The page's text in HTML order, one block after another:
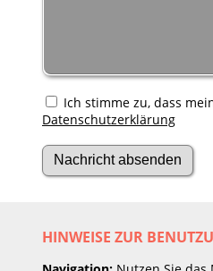
Ich stimme zu, dass
Datenschutzerklärung
HINWEISE ZUR